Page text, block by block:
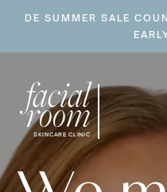
DE SUMMER SALE
facial
room
SKINCARE CLINIC